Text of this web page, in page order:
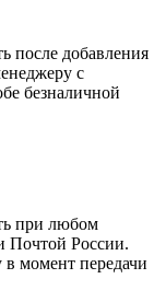
после добавления
c
безналичной
при любом
Почтой России.
момент передачи